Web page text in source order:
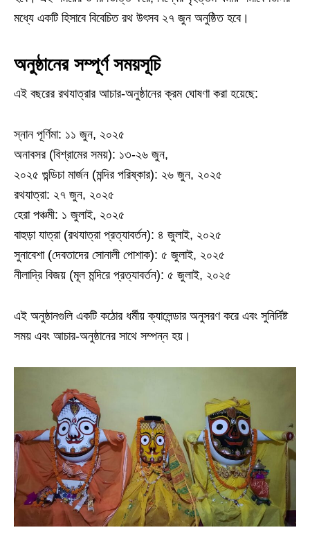
মধ্যে একটি হিসাবে বিবেচিত রথ উৎসব ২৭ জুন অনুষ্ঠিত হবে।
অনুষ্ঠানের সম্পূর্ণ সময়সূচি
এই বছরের রথযাত্রার আচার-অনুষ্ঠানের ক্রম ঘোষণা করা হয়েছে:
স্নান পূর্ণিমা: ১১ জুন, ২০২৫
অনাবসর (বিশ্রামের সময়): ১৩-২৬ জুন,
২০২৫ গুন্ডিচা মার্জন (মন্দির পরিষ্কার): ২৬ জুন, ২০২৫
রথযাত্রা: ২৭ জুন, ২০২৫
হেরা পঞ্চমী: ১ জুলাই, ২০২৫
বাহুড়া যাত্রা (রথযাত্রা প্রত্যাবর্তন): ৪ জুলাই, ২০২৫
সুনাবেশা (দেবতাদের সোনালী পোশাক): ৫ জুলাই, ২০২৫
নীলাদ্রি বিজয় (মূল মন্দিরে প্রত্যাবর্তন): ৫ জুলাই, ২০২৫
এই অনুষ্ঠানগুলি একটি কঠোর ধর্মীয় ক্যালেন্ডার অনুসরণ করে এবং সুনির্দিষ্ট
সময় এবং আচার-অনুষ্ঠানের সাথে সম্পন্ন হয়।